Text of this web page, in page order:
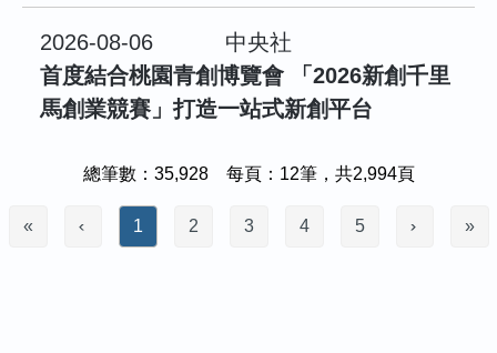
2026-08-06
中央社
首度結合桃園青創博覽會 「2026新創千里
馬創業競賽」打造一站式新創平台
總筆數：35,928 每頁：12筆，共2,994頁
« 1 2 3 4 5 »